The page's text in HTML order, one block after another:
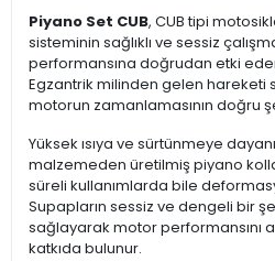
Piyano Set CUB, CUB tipi
sisteminin sağlıklı ve sessiz
performansına doğrudan etki
Egzantrik milinden gelen hareketi
motorun zamanlamasının doğru
Yüksek ısıya ve sürtünmeye
malzemeden üretilmiş piyano
süreli kullanımlarda bile
Supapların sessiz ve dengeli bir
sağlayarak motor performansını
katkıda bulunur.